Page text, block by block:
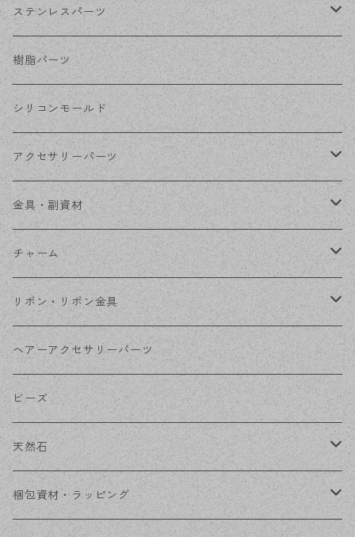
ホワイトシルバー
ステンレス・シルバー
ステンレス・ゴールド
フックピアス
その他ピアス
ネジばねイヤリング
クリップイヤリング
ノンホールピアス
ステンレスパーツ
ステンレスピアス
ステンレスイヤリング
ステンレスチェーン
ステンレス金具
樹脂パーツ
シリコンモールド
アクセサリーパーツ
デザイン丸カン
フレーム
コネクター
その他
金具・副資材
丸カン
ピン類
花座・ビーズキャップ
チェーン
その他
チャーム
金属
アクリル・プラ
ファーボール
リボン・リボン金具
リボン
リボン金具
ヘアーアクセサリーパーツ
ビーズ
天然石
穴あき
梱包資材・ラッピング